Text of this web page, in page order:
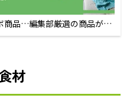
商品…編集部厳選の商品が買
材